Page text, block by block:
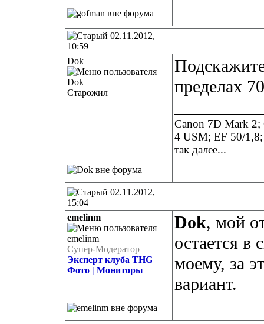
02.11.2012,
10:59
Dok
Старожил
пределах
Canon 7D Mark
4 USM; EF 50/
так далее...
02.11.2012,
15:04
emelinm
Супер-Модератор
Эксперт клуба THG
Фото | Мониторы
Dok, мой
остается в
моему, за
вариант.